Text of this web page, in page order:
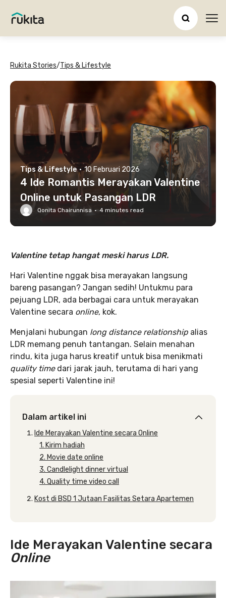
Rukita Stories/Tips & Lifestyle
Tips & Lifestyle · 10 Februari 2026
4 Ide Romantis Merayakan Valentine
Online untuk Pasangan LDR
Qonita Chairunnisa · 4 minutes read
Valentine tetap hangat meski harus LDR.
Hari Valentine nggak bisa merayakan langsung
bareng pasangan? Jangan sedih! Untukmu para
pejuang LDR, ada berbagai cara untuk merayakan
Valentine secara online, kok.
Menjalani hubungan long distance relationship alias
LDR memang penuh tantangan. Selain menahan
rindu, kita juga harus kreatif untuk bisa menikmati
quality time dari jarak jauh, terutama di hari yang
spesial seperti Valentine ini!
Dalam artikel ini
Ide Merayakan Valentine secara Online
1. Kirim hadiah
2. Movie date online
3. Candlelight dinner virtual
4. Quality time video call
Kost di BSD 1 Jutaan Fasilitas Setara Apartemen
Ide Merayakan Valentine secara
Online